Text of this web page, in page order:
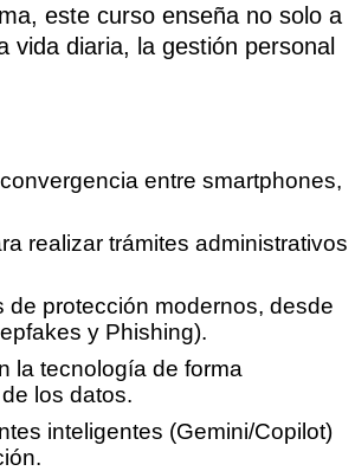
este curso enseña no solo a
vida diaria, la gestión personal
entre smartphones,
realizar trámites administrativos
de protección modernos, desde
y Phishing).
la tecnología de forma
los datos.
inteligentes (Gemini/Copilot)